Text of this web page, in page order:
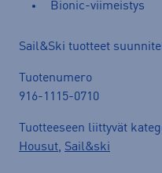
Bionic-viimeistys
Sail&Ski tuotteet
Tuotenumero
916-1115-0710
Tuotteeseen liittyvät
Housut, Sail&ski